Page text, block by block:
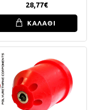
28,77€
ΚΑΛΑΘΙ